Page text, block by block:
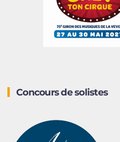
Concours de solistes